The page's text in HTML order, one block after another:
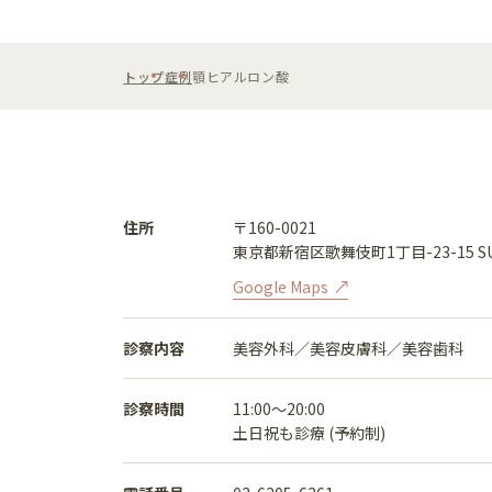
トップ症例顎ヒアルロン酸
住所
〒160-0021
東京都新宿区歌舞伎町1丁目-23-15
Google Maps
診察内容 美容外科／美容皮膚科／美容歯科
診察時間
11:00〜20:00
土日祝も診療 (予約制)